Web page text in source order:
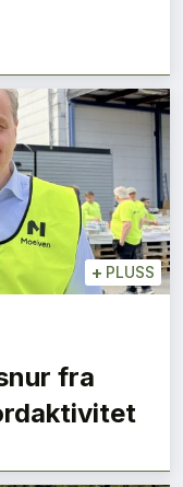
+ PLUSS
fra